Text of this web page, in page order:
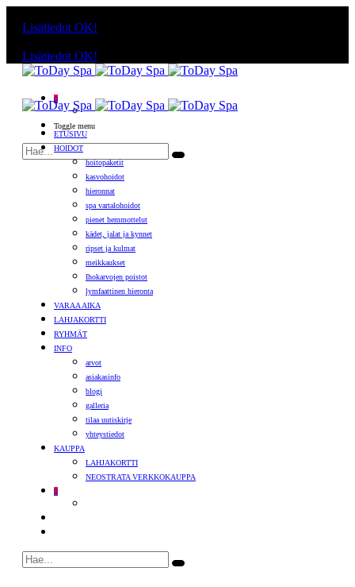
Lisätiedot OK!
Lisätiedot OK!
0
Toggle menu
ETUSIVU
HOIDOT
hoitopaketit
kasvohoidot
hieronnat
spa vartalohoidot
pienet hemmottelut
kädet, jalat ja kynnet
ripset ja kulmat
meikkaukset
Ihokarvojen poistot
lymfaattinen hieronta
VARAA AIKA
LAHJAKORTTI
RYHMÄT
INFO
arvot
asiakasinfo
blogi
galleria
tilaa uutiskirje
yhteystiedot
KAUPPA
LAHJAKORTTI
NEOSTRATA VERKKOKAUPPA
0